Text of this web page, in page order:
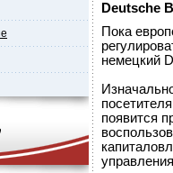
Deutsche
Пока
немецкий
появится